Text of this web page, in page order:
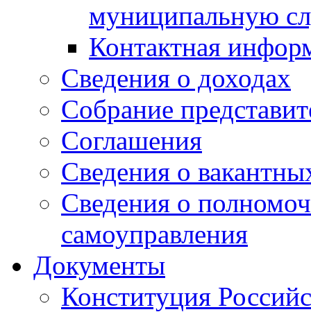
муниципальную
Контактная
Сведения о доходах
Собрание
Соглашения
Сведения о
Сведения о
самоуправления
Документы
Конституция